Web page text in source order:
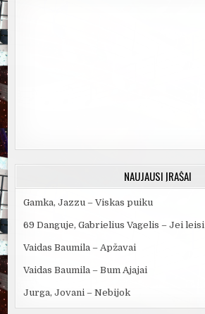
NAUJAUSI ĮRAŠAI
Gamka, Jazzu – Viskas puiku
69 Danguje, Gabrielius Vagelis – Jei leisi
Vaidas Baumila – Apžavai
Vaidas Baumila – Bum Ajajai
Jurga, Jovani – Nebijok